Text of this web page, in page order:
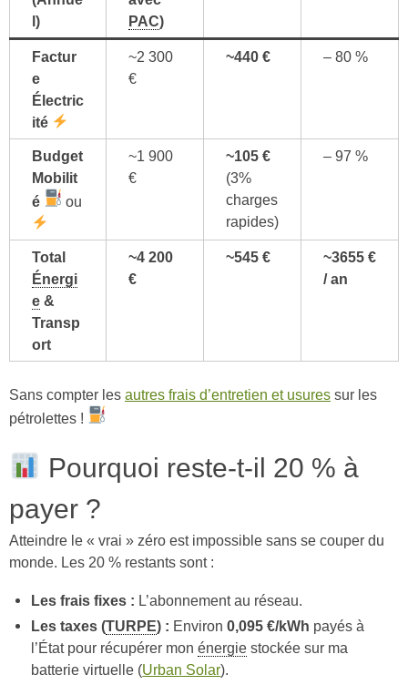
l)
PAC)
Factur
e
Électric
ité
~2 300
€
~440 € – 80 %
Budget
Mobilit
é
ou
~1 900
€
~105 €
(3%
charges
rapides)
– 97 %
Total
Énergi
e &
Transp
ort
~4 200
€
~545 €
~3655 €
/ an
Sans compter les autres frais d’entretien et usures sur les
pétrolettes !
Pourquoi reste-t-il 20 % à
payer ?
Atteindre le « vrai » zéro est impossible sans se couper du
monde. Les 20 % restants sont :
Les frais fixes : L’abonnement au réseau.
Les taxes (TURPE) : Environ0,095 €/kWh payés à
l’État pour récupérer monénergie stockée sur ma
batterie virtuelle (Urban Solar).